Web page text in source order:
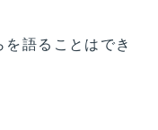
語ることはでき